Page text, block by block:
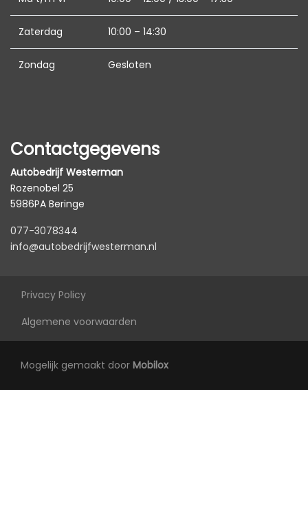
Stuur verwarmd
Voorstoel(en) elektrisch verstelbaar
Voorstoelen in hoogte verstelbaar
Achterruitwisser
Buitenspiegels elektrisch inklapbaar
Buitenspiegels elektrisch verstelbaar
Centrale vergrendeling
Koplampen adaptief
Zaterdag 10:00 – 14:30
Zondag Gesloten
Contactgegevens
Autobedrijf Westerman
Rozenobel 25
5986PA Beringe
077-3078344
info@autobedrijfwesterman.nl
Privacy Policy
Algemene voorwaarden
Mogelijk gemaakt door Mobilox